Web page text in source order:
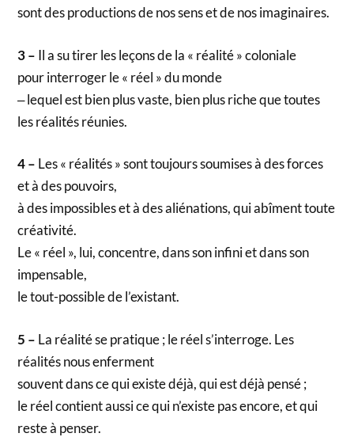
sont des productions de nos sens et de nos imaginaires.
3 – Il a su tirer les leçons de la « réalité » coloniale
pour interroger le « réel » du monde
‒ lequel est bien plus vaste, bien plus riche que toutes
les réalités réunies.
4 – Les « réalités » sont toujours soumises à des forces
et à des pouvoirs,
à des impossibles et à des aliénations, qui abîment toute
créativité.
Le « réel », lui, concentre, dans son infini et dans son
impensable,
le tout-possible de l’existant.
5 – La réalité se pratique ; le réel s’interroge. Les
réalités nous enferment
souvent dans ce qui existe déjà, qui est déjà pensé ;
le réel contient aussi ce qui n’existe pas encore, et qui
reste à penser.